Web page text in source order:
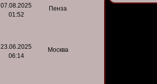
07.08.2025
01:52
Пенза
23.06.2025
06:14
Москва